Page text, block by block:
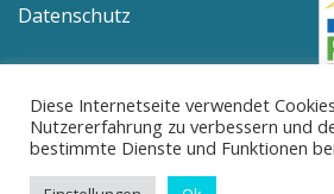
Datenschutz
Spendenkonto | IBAN: DE04 5776 1591
Betreff: Spende für saubere Flüsse und
Diese Internetseite verwendet Cookies
Nutzererfahrung zu verbessern und
bestimmte Dienste und Funktionen